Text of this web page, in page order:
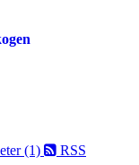
(1) RSS